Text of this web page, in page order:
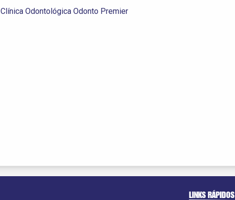
Clínica Odontológica Odonto Premier
LINKS RÁPIDOS